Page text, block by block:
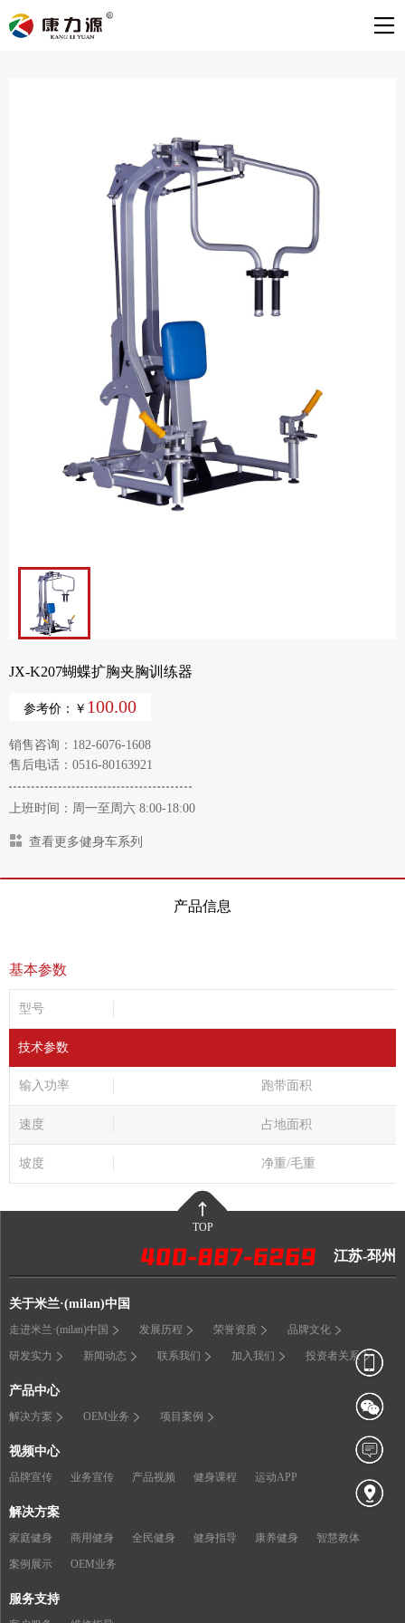
JX-K207蝴蝶扩胸夹胸训练器
参考价：￥ 100.00
销售咨询：182-6076-1608
售后电话：0516-80163921
上班时间：周一至周六 8:00-18:00
查看更多健身车系列
产品信息
基本参数
型号
技术参数
输入功率 跑带面积
速度 占地面积
坡度 净重/毛重
TOP
江苏-邳州
关于米兰·(milan)中国
走进米兰·(milan)中国 发展历程 荣誉资质 品牌文化
研发实力 新闻动态 联系我们 加入我们 投资者关系
产品中心
解决方案 OEM业务 项目案例
视频中心
品牌宣传 业务宣传 产品视频 健身课程 运动APP
解决方案
家庭健身 商用健身 全民健身 健身指导 康养健身 智慧教体
案例展示 OEM业务
服务支持